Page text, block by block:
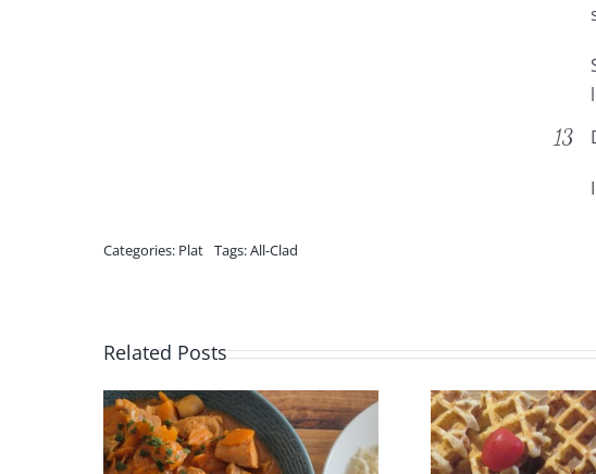
Categories: Plat Tags:All-Clad
Related Posts